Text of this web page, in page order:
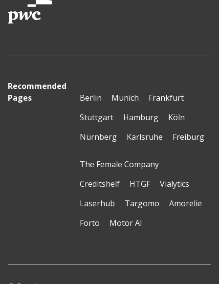
Recommended
Pages
Berlin Munich
Frankfurt
Stuttgart
Hamburg
Köln
Nürnberg
Karlsruhe Freiburg
The Female Company
Creditshelf
HTGF
Vialytics
Laserhub
Targomo
Amorelie
Forto
Motor AI